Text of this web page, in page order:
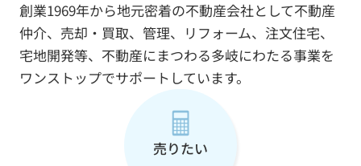
実
績
で
創業1969年から地元密着の不動産会社として不動産
仲介、売却・買取、管理、リフォーム、注文住宅、
宅地開発等、不動産にまつわる多岐にわたる事業を
ワンストップでサポートしています。
売りたい